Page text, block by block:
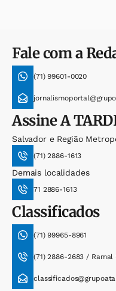
Fale com a
(71) 99601-0020
AssineA
Salvador e Região
(71) 2886-1613
Demais localidades
71 2886-1613
Classificados
(71) 99965-8961
(71) 2886-2683 / Ramal